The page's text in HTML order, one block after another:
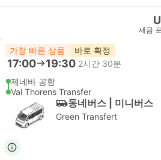
세금
가장 빠른 상품 바로 확정
17:00 19:30 2시간 30분
제네바 공항
Val Thorens Transfer
동네버스 | 미니버스
Green Transfert